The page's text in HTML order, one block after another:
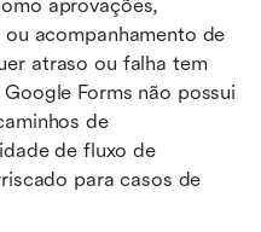
aprovações,
acompanhamento de
atraso ou falha tem
Forms não possui
de
de fluxo de
para casos de